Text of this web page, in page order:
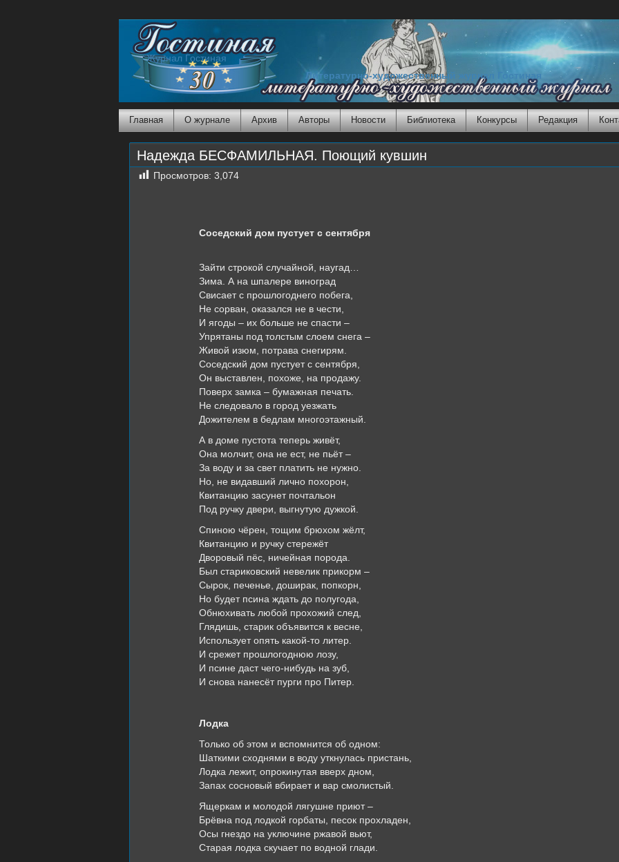
Журнал Гостиная
Литературно-художественный журнал Гостиная
Главная О журнале Архив Авторы Новости Библиотека Конкурсы Редакция
Надежда БЕСФАМИЛЬНАЯ. Поющий кувшин
Просмотров: 3,074
Соседский дом пустует с сентября
Зайти строкой случайной, наугад…
Зима. А на шпалере виноград
Свисает с прошлогоднего побега,
Не сорван, оказался не в чести,
И ягоды – их больше не спасти –
Упрятаны под толстым слоем снега –
Живой изюм, потрава снегирям.
Соседский дом пустует с сентября,
Он выставлен, похоже, на продажу.
Поверх замка – бумажная печать.
Не следовало в город уезжать
Дожителем в бедлам многоэтажный.
А в доме пустота теперь живёт,
Она молчит, она не ест, не пьёт –
За воду и за свет платить не нужно.
Но, не видавший лично похорон,
Квитанцию засунет почтальон
Под ручку двери, выгнутую дужкой.
Спиною чёрен, тощим брюхом жёлт,
Квитанцию и ручку стережёт
Дворовый пёс, ничейная порода.
Был стариковский невелик прикорм –
Сырок, печенье, доширак, попкорн,
Но будет псина ждать до полугода,
Обнюхивать любой прохожий след,
Глядишь, старик объявится к весне,
Использует опять какой-то литер.
И срежет прошлогоднюю лозу,
И псине даст чего-нибудь на зуб,
И снова нанесёт пурги про Питер.
Лодка
Только об этом и вспомнится об одном:
Шаткими сходнями в воду уткнулась пристань,
Лодка лежит, опрокинутая вверх дном,
Запах сосновый вбирает и вар смолистый.
Ящеркам и молодой лягушне приют –
Брёвна под лодкой горбаты, песок прохладен,
Осы гнездо на уключине ржавой вьют,
Старая лодка скучает по водной глади.